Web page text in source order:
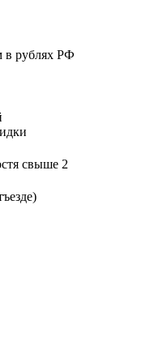
в рублях РФ
свыше 2